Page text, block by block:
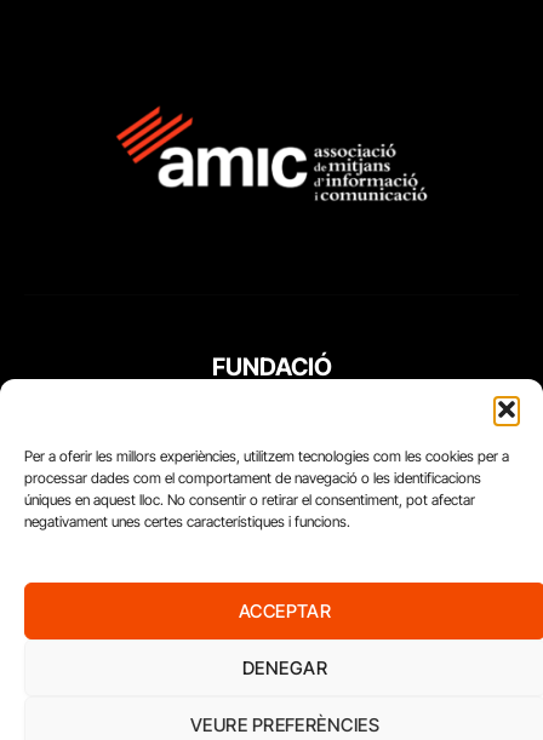
Per a oferir les millors experiències, utilitzem tecnologies com les cookies per a
processar dades com el comportament de navegació o les identificacions
úniques en aquest lloc. No consentir o retirar el consentiment, pot afectar
negativament unes certes característiques i funcions.
ACCEPTAR
DENEGAR
VEURE PREFERÈNCIES
FUNDACIÓ